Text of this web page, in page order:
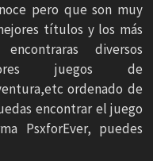
pero que son muy
títulos y los más
diversos
juegos de
ordenado de
encontrar el juego
PsxforEver, puedes